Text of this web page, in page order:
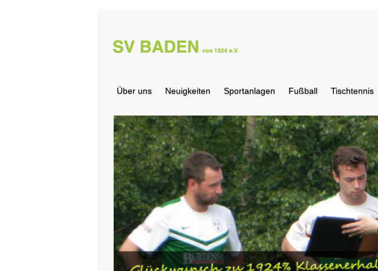
Über uns Neuigkeiten Sportanlagen Fußball Tischtennis